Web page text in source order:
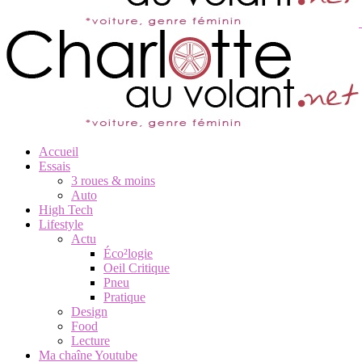
Accueil
Essais
3 roues & moins
Auto
High Tech
Lifestyle
Actu
Éco²logie
Oeil Critique
Pneu
Pratique
Design
Food
Lecture
Ma chaîne Youtube